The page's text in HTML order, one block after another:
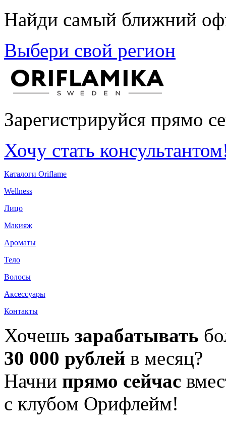
Найди самый ближний
Выбери свой регион
Зарегистрируйся прямо
Хочу стать
Каталоги Oriflame
Wellness
Лицо
Макияж
Ароматы
Тело
Волосы
Аксессуары
Контакты
Хочешь зарабатывать
30 000 рублей в месяц?
Начни прямо сейчас
с клубом Орифлейм!